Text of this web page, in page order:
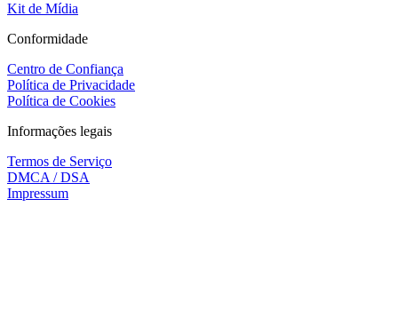
Kit de Mídia
Conformidade
Centro de Confiança
Política de Privacidade
Política de Cookies
Informações legais
Termos de Serviço
DMCA / DSA
Impressum